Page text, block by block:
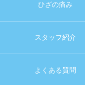
ひざの痛み
スタッフ紹介
よくある質問